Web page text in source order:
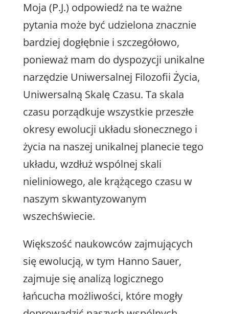
Moja (P.J.) odpowiedź na te ważne
pytania może być udzielona znacznie
bardziej dogłębnie i szczegółowo,
ponieważ mam do dyspozycji unikalne
narzędzie Uniwersalnej Filozofii Życia,
Uniwersalną Skalę Czasu. Ta skala
czasu porządkuje wszystkie przeszłe
okresy ewolucji układu słonecznego i
życia na naszej unikalnej planecie tego
układu, wzdłuż wspólnej skali
nieliniowego, ale krążącego czasu w
naszym skwantyzowanym
wszechświecie.
Większość naukowców zajmujących
się ewolucją, w tym Hanno Sauer,
zajmuje się analizą logicznego
łańcucha możliwości, które mogły